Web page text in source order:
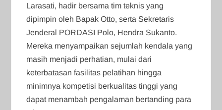
Larasati, hadir bersama tim teknis yang
dipimpin oleh Bapak Otto, serta Sekretaris
Jenderal PORDASI Polo, Hendra Sukanto.
Mereka menyampaikan sejumlah kendala yang
masih menjadi perhatian, mulai dari
keterbatasan fasilitas pelatihan hingga
minimnya kompetisi berkualitas tinggi yang
dapat menambah pengalaman bertanding para